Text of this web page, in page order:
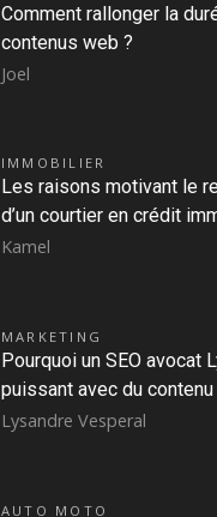
Comment rallonger la
contenus web ?
Joel
IMMOBILIER
Les raisons motivant le
d’un courtier en crédit
Kamel
MARKETING
Pourquoi un SEO avocat
puissant avec du
Lysandre Vesperal
AUTO MOTO